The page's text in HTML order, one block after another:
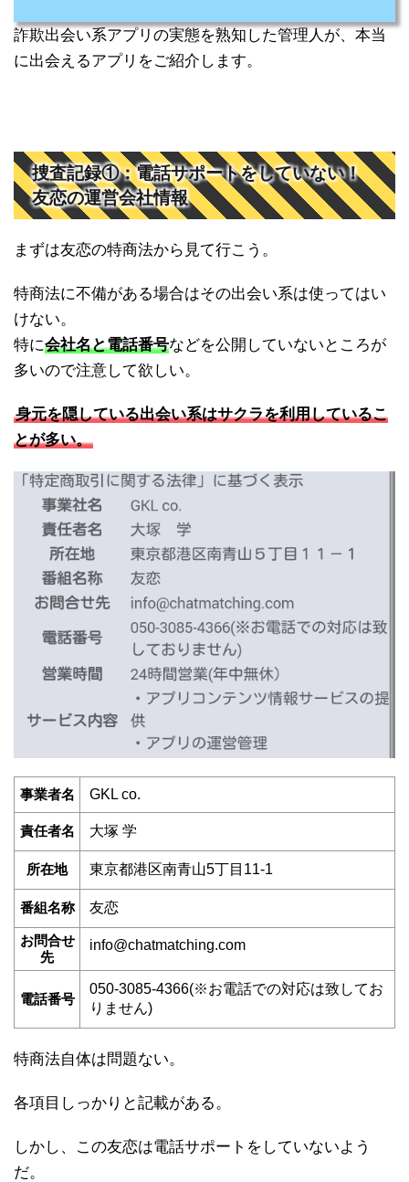
詐欺出会い系アプリの実態を熟知した管理人が、本当
に出会えるアプリをご紹介します。
捜査記録①：電話サポートをしていない！
友恋の運営会社情報
まずは友恋の特商法から見て行こう。
特商法に不備がある場合はその出会い系は使ってはい
けない。
特に会社名と電話番号などを公開していないところが
多いので注意して欲しい。
身元を隠している出会い系はサクラを利用しているこ
とが多い。
事業者名 GKL co.
責任者名 大塚 学
所在地 東京都港区南青山5丁目11-1
番組名称 友恋
お問合せ
先
info@chatmatching.com
電話番号
050-3085-4366(※お電話での対応は致してお
りません)
特商法自体は問題ない。
各項目しっかりと記載がある。
しかし、この友恋は電話サポートをしていないよう
だ。